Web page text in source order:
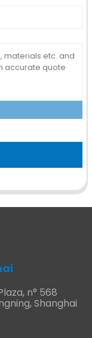
n° 568
Shanghai